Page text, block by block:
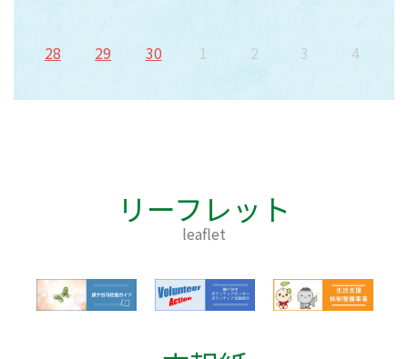
28 29 30 1 2 3 4
リーフレット
leaflet